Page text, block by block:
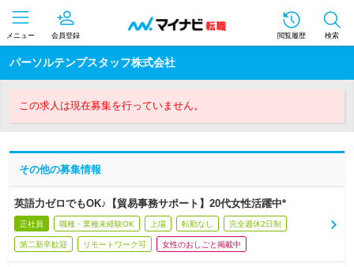
メニュー 会員登録 閲覧履歴 検索
パーソルテンプスタッフ株式会社
この求人は現在募集を行っていません。
その他の募集情報
英語力ゼロでもOK♪【貿易事務サポート】20代女性活躍中*
正社員 職種・業種未経験OK 上場 転勤なし 完全週休2日制
第二新卒歓迎 リモートワーク可 女性のおしごと掲載中